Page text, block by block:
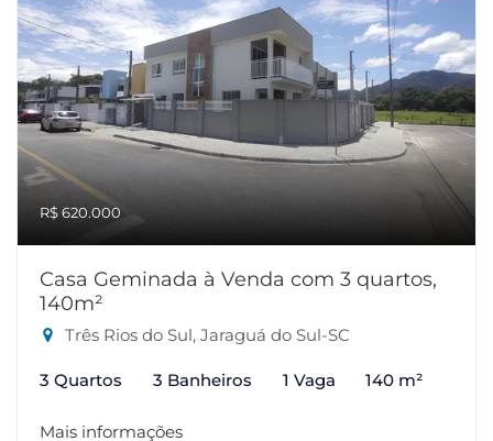
R$ 620.000
Casa Geminada à Venda com 3 quartos,
140m²
Três Rios do Sul, Jaraguá do Sul-SC
3 Quartos 3 Banheiros 1 Vaga 140 m²
Mais informações